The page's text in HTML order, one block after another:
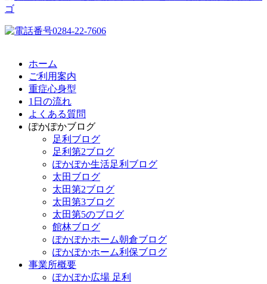
ホーム
ご利用案内
重症心身型
1日の流れ
よくある質問
ぽかぽかブログ
足利ブログ
足利第2ブログ
ぽかぽか生活足利ブログ
太田ブログ
太田第2ブログ
太田第3ブログ
太田第5のブログ
館林ブログ
ぽかぽかホーム朝倉ブログ
ぽかぽかホーム利保ブログ
事業所概要
ぽかぽか広場 足利